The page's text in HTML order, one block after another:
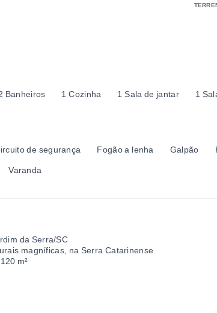
Banheiros 1 Cozinha 1 Sala de jantar 1
de segurança Fogão a lenha Galpão
Varanda
da Serra/SC
magníficas, na Serra Catarinense
m²